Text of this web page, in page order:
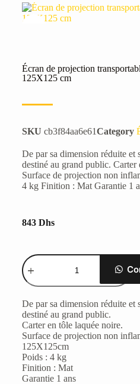
Écran de projection
125X125 cm
SKU cb3f84aa6e61Category
De par sa dimension réduite et
destiné au grand public. Carter
Surface de projection non
4 kg Finition : Mat Garantie 1
843 Dhs
De par sa dimension réduite et
destiné au grand public.
Carter en tôle laquée noire.
Surface de projection non
125X125cm
Poids : 4 kg
Finition : Mat
Garantie 1 ans